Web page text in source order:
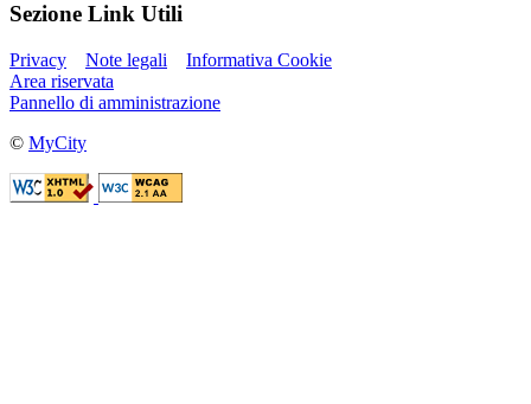
Sezione Link Utili
Privacy Note legali
Informativa Cookie
Area riservata
Pannello di amministrazione
© MyCity